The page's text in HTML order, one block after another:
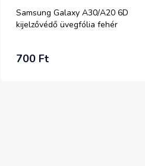
Samsung Galaxy A30/A20 6D
kijelzővédő üvegfólia fehér
700 Ft